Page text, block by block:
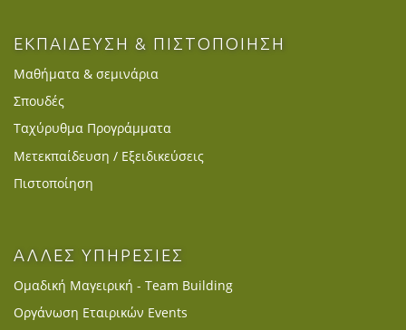
ΕΚΠΑΙΔΕΥΣΗ & ΠΙΣΤΟΠΟΙΗΣΗ
Μαθήματα & σεμινάρια
Σπουδές
Ταχύρυθμα Προγράμματα
Μετεκπαίδευση / Εξειδικεύσεις
Πιστοποίηση
ΑΛΛΕΣ ΥΠΗΡΕΣΙΕΣ
Ομαδική Μαγειρική - Team Building
Οργάνωση Εταιρικών Events